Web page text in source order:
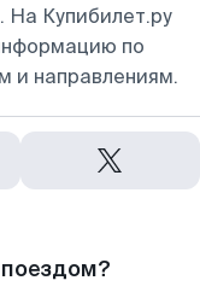
На Купибилет.ру
по
и направлениям.